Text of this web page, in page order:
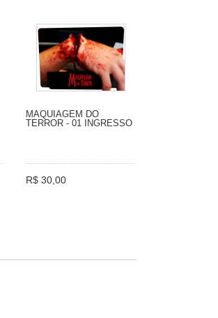
MAQUIAGEM DO
TERROR - 01 INGRESSO
R$ 30,00